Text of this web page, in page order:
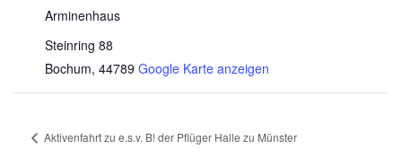
Arminenhaus
Steinring 88
Bochum, 44789 Google Karte anzeigen
Aktivenfahrt zu e.s.v. B! der Pflüger Halle zu Münster